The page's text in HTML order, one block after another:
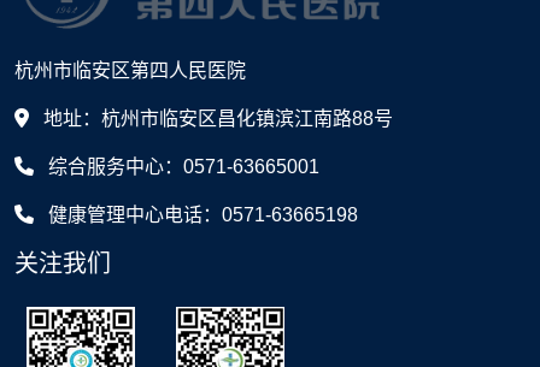
杭州市临安区第四人民医院
地址：杭州市临安区昌化镇滨江南路88号
综合服务中心：0571-63665001
健康管理中心电话：0571-63665198
关注我们